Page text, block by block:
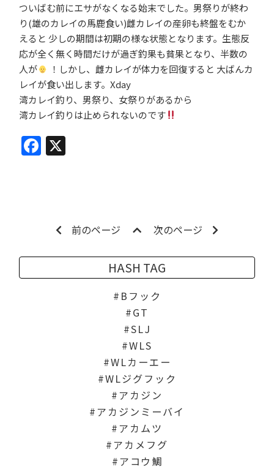
ついばむ前にエサがなくなる始末でした。男祭りが終わ
り(雄のカレイの馬鹿食い)雌カレイの産卵も終盤をむか
えると 少しの期間は初期の様な状態となります。生態反
応が全く無く時間だけが過ぎ釣果も貧果となり、半数の
人が
！しかし、雌カレイが体力を回復すると 大ばんカ
レイが食い出します。Xday
湾カレイ釣り、男祭り、女祭りがあるから
湾カレイ釣りは止められないのです
Facebook
前のページ 次のページ
HASH TAG
Bフック
GT
SLJ
WLS
WLカーエー
WLジグフック
アカジン
アカジンミーバイ
アカムツ
アカメフグ
アコウ鯛